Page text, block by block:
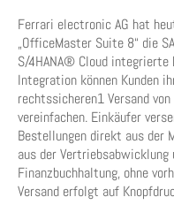
Ferrari electronic AG hat
„OfficeMaster Suite 8“ die
S/4HANA® Cloud
Integration können Kunden
rechtssicheren1 Versand
vereinfachen. Einkäufer
Bestellungen direkt aus der
aus der Vertriebsabwicklung
Finanzbuchhaltung, ohne
Versand erfolgt auf